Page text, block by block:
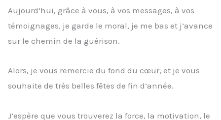
Aujourd’hui, grâce à vous, à vos messages, à vos
témoignages, je garde le moral, je me bas et j’avance
sur le chemin de la guérison.
Alors, je vous remercie du fond du cœur, et je vous
souhaite de très belles fêtes de fin d’année.
J’espère que vous trouverez la force, la motivation, le